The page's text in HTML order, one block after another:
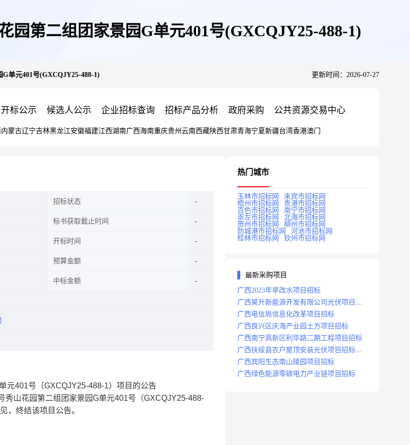
园第二组团家景园G单元401号(GXCQJY25-488-1)
单元401号(GXCQJY25-488-1) 更新时间：2026-07-27
开标公示 候选人公示 企业招标查询 招标产品分析 政府采购 公共资源交易中心
内蒙古辽宁吉林黑龙江安徽福建江西湖南广西海南重庆贵州 云南西藏陕西甘肃青海宁夏新疆台湾香港澳门
招标状态
标书获取截止时间
开标时间
预算金额
中标金额
元401号（GXCQJY25-488-1）项目的公告
山花园第二组团家景园G单元401号（GXCQJY25-488-
，终结该项目公告。
热门城市
玉林市招标网
来宾市招标网
梧州市招标网
贵港市招标网
百色市招标网
南宁市招标网
崇左市招标网
北海市招标网
贺州市招标网
柳州市招标网
防城港市招标网
河池市招标网
桂林市招标网
钦州市招标网
最新采购项目
广西2023年旱改水项目招标
广西昊升新能源开发有限公司光伏项目招
标
广西电信局信息化改革项目招标
广西良兴区庆海产业园土方项目招标
广西南宁高新区利华路二期工程项目招标
广西扶绥县农户屋顶安装光伏项目招标公
告
广西宾阳生态南山陵园项目招标
广西绿色能源零碳电力产业链项目招标